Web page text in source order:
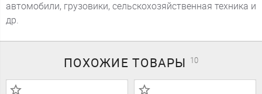
автомобили, грузовики, сельскохозяйственная техника и
др.
ПОХОЖИЕТОВАРЫ 10